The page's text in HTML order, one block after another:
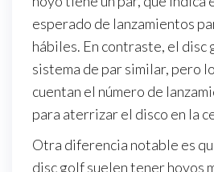
esperado de lanzamientos
hábiles. En contraste, el disc
sistema de par similar, pero
cuentan el número de
para aterrizar el disco en la
Otra diferencia notable es
disc golf suelen tener hoyos